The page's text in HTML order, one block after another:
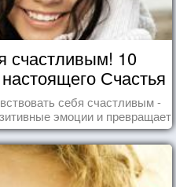
счастливым! 10
Счастья
себя счастливым -
эмоции и превращает
праздник.